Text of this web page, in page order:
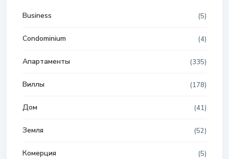
Business (5)
Condominium (4)
Апартаменты (335)
Виллы (178)
Дом (41)
Земля (52)
Комерция (5)